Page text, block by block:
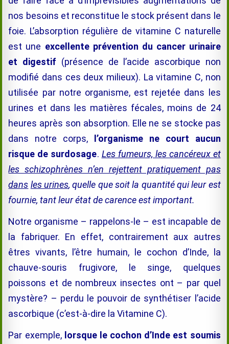
nos besoins et reconstitue le stock présent dans le
foie. L’absorption régulière de vitamine C naturelle
est une excellente prévention du cancer urinaire
et digestif (présence de l’acide ascorbique non
modifié dans ces deux milieux). La vitamine C, non
utilisée par notre organisme, est rejetée dans les
urines et dans les matières fécales, moins de 24
heures après son absorption. Elle ne se stocke pas
dans notre corps, l’organisme ne court aucun
risque de surdosage. Les fumeurs, les cancéreux et
les schizophrènes n’en rejettent pratiquement pas
dans les urines, quelle que soit la quantité qui leur est
fournie, tant leur état de carence est important.
Notre organisme – rappelons-le – est incapable de
la fabriquer. En effet, contrairement aux autres
êtres vivants, l’être humain, le cochon d’Inde, la
chauve-souris frugivore, le singe, quelques
poissons et de nombreux insectes ont – par quel
mystère? – perdu le pouvoir de synthétiser l’acide
ascorbique (c’est-à-dire la Vitamine C).
Par exemple, lorsque le cochon d’Inde est soumis